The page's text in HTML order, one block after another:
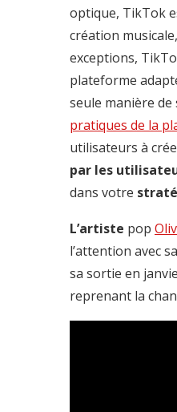
optique, TikTok
création
exceptions,
plateforme
seule manière de
pratiques de la
utilisateurs à
par les
dans votre
L’artiste pop
l’attention avec
sa sortie en
reprenant la